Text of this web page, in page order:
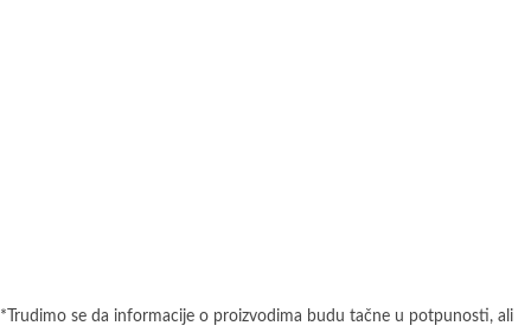
*Trudimo se da informacije o proizvodima budu tačne u potpunosti, ali